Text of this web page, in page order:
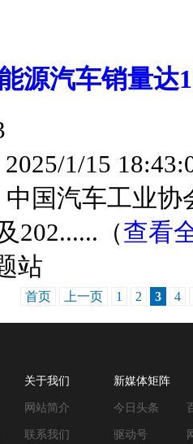
源汽车销量达
1/15
汽车工业协
202......（查看
站
首页 上一页 1 2 3 4
关于我们
网站简介
联系我们
新媒体矩阵
今日头条
驱动号